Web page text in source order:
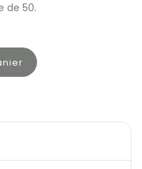
de 50.